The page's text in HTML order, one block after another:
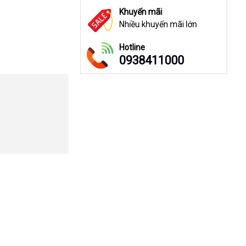
Khuyến mãi
Nhiều khuyến mãi lớn
Hotline
0938411000